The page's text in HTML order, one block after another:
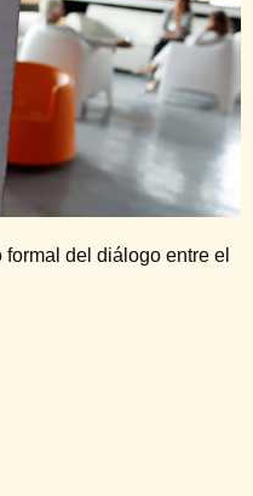
del diálogo entre el